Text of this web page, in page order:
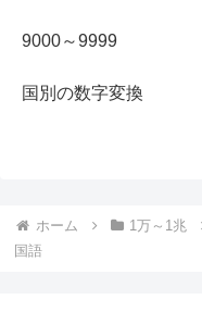
9000～9999
国別の数字変換
ホーム 1万～1兆
国語